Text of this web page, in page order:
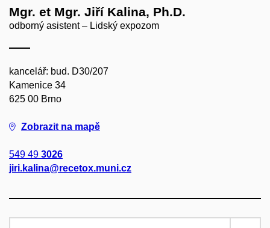
Mgr. et Mgr. Jiří Kalina, Ph.D.
odborný asistent – Lidský expozom
kancelář: bud. D30/207
Kamenice 34
625 00 Brno
Zobrazit na mapě
549 49 3026
jiri.kalina@recetox.muni.cz